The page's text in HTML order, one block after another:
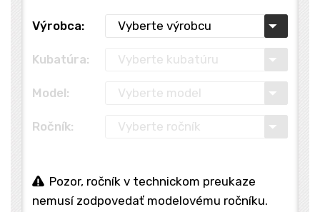
Výrobca:
Kubatúra:
Model:
Ročník:
Pozor, ročník v technickom preukaze
nemusí zodpovedať modelovému ročníku.